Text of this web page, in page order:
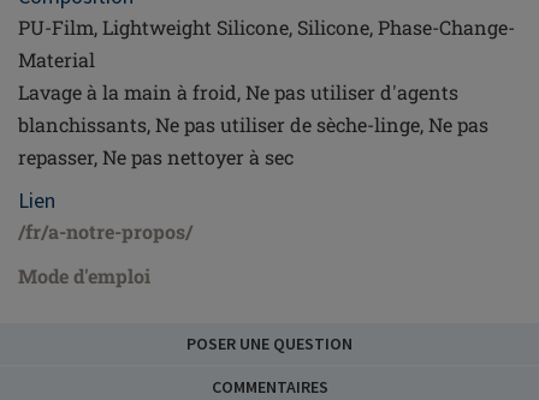
PU-Film, Lightweight Silicone, Silicone, Phase-Change-
Material
Lavage à la main à froid, Ne pas utiliser d'agents
blanchissants, Ne pas utiliser de sèche-linge, Ne pas
repasser, Ne pas nettoyer à sec
Lien
/fr/a-notre-propos/
Mode d'emploi
POSER UNE QUESTION
COMMENTAIRES